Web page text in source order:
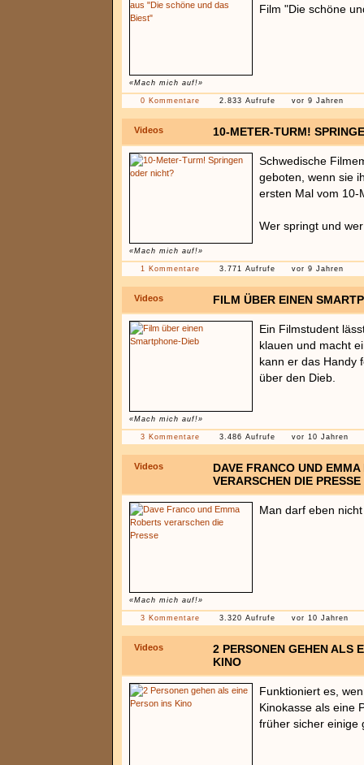
«Mach mich auf!»
Film "Die schöne
0 Kommentare 2.833 Aufrufe vor 9 Jahren
Videos 10-METER-TURM!
«Mach mich auf!»
Schwedische
geboten, wenn sie
ersten Mal vom 10-
Wer springt und
1 Kommentare 3.771 Aufrufe vor 9 Jahren
Videos FILM ÜBER EINEN
«Mach mich auf!»
Ein Filmstudent
klauen und macht
kann er das Handy
über den Dieb.
3 Kommentare 3.486 Aufrufe vor 10 Jahren
Videos
DAVE FRANCO UND EMMA
VERARSCHEN DIE PRESSE
«Mach mich auf!»
Man darf eben
3 Kommentare 3.320 Aufrufe vor 10 Jahren
Videos
2 PERSONEN GEHEN ALS
KINO
Funktioniert es,
Kinokasse als eine
früher sicher einige